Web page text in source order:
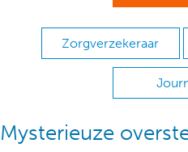
Zorgverzekeraar
Mysterieuze